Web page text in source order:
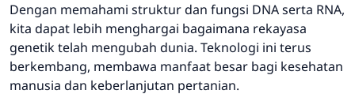
Dengan memahami struktur dan fungsi DNA serta RNA,
kita dapat lebih menghargai bagaimana rekayasa
genetik telah mengubah dunia. Teknologi ini terus
berkembang, membawa manfaat besar bagi kesehatan
manusia dan keberlanjutan pertanian.